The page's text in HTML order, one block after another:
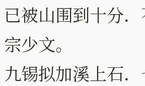
已被山围到十分
宗少文。
九锡拟加溪上石